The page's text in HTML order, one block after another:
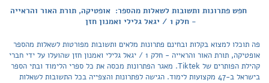
חפש פתרונות ותשובות לשאלות מהספר: אופטיקה, תורת האור והראייה
- חלק 1 / יגאל גלילי ואמנון חזן
פה תוכלו למצוא בקלות ובחינם פתרונות מלאים ותשובות מפורטות לשאלות מהספר
אופטיקה, תורת האור והראייה - חלק 1 / יגאל גלילי ואמנון חזן שהועלו על ידי חברי
קהילת הפותרים של Tiktek. מאגר הפתרונות מכסה את כל ספרי הלימוד ובתי הספר
בישראל ב-47 מקצועות לימוד. הגישה לפתרונות והצפייה בכל התשובות לשאלות